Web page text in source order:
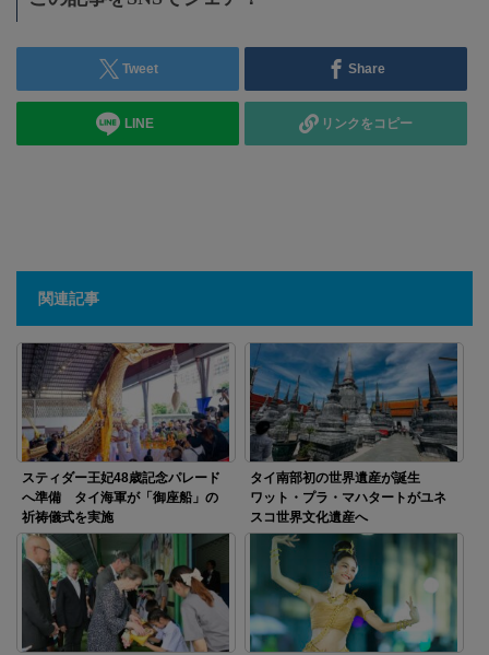
Tweet Share
LINE リンクをコピー
関連記事
スティダー王妃48歳記念パレード
へ準備 タイ海軍が「御座船」の
祈祷儀式を実施
タイ南部初の世界遺産が誕生
ワット・プラ・マハタートがユネ
スコ世界文化遺産へ